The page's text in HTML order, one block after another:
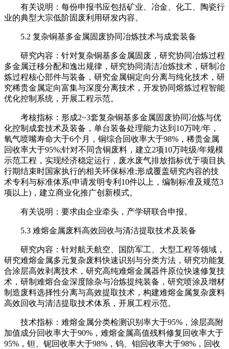
有关说明：每份申报书应包括矿业、冶金、化工、陶瓷行
业的典型大宗低阶固废利用研发内容。
5.2 复杂铜基多金属固废协同冶炼技术与成套装备
研究内容：针对复杂铜基多金属固废，研究协同冶炼过程
多金属迁移分配和逸出规律，研究协同清洁冶炼技术，研制冶
炼过程核心部件与装备，研究金属铜定向分离与纯化技术，研
究稀贵金属定向富集与深度分离技术，开发协同熔炼过程智能
优化控制系统，开展工程示范。
考核指标：形成2~3套复杂铜基多金属固废协同冶炼与优
化控制成套技术及装备，单台装备处理能力达到10万吨/年，
氧气喷嘴寿命大于6个月，铜综合回收率大于98%，稀贵金属
回收率大于95%;针对不同含铜废料，建立2项10万吨级/年规模
示范工程，实现经济稳定运行，废水废气排放指标优于项目执
行期结束时国家执行的相关环保标准;形成覆盖研究内容的技
术专利与标准体系(申请发明专利10件以上，编制标准及规范3
项以上)，建立商业化推广创新模式。
有关说明：要求由企业牵头，产学研联合申报。
5.3 难熔金属废料高效回收与清洁提取技术及装备
研究内容：针对航天航空、国防军工、大型工程等领域，
研究难熔金属多元复杂废料快速识别与分类方法，研究功能复
合涂层高效剥离技术，研究高纯难熔金属器件原位快速修复技
术，研制难熔合金深度除杂与冶炼提纯装备，研究喷涂及增材
制造废料选择性分离与高效提取技术，构建难熔金属复杂废料
高效回收与清洁提取技术体系，开展工程示范。
技术指标：难熔金属分类检测识别率大于95%，涂层高附
加值成分回收率大于90%，难熔金属高值残料修复回收率大于
95%，钽、铌回收率大于98%，钨、钼回收率大于98%，回收